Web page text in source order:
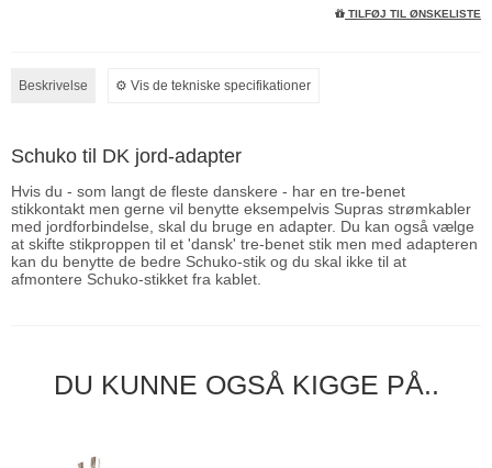
TILFØJ TIL ØNSKELISTE
Beskrivelse ⚙︎ Vis de tekniske specifikationer
Schuko til DK jord-adapter
Hvis du - som langt de fleste danskere - har en tre-benet
stikkontakt men gerne vil benytte eksempelvis Supras strømkabler
med jordforbindelse, skal du bruge en adapter. Du kan også vælge
at skifte stikproppen til et 'dansk' tre-benet stik men med adapteren
kan du benytte de bedre Schuko-stik og du skal ikke til at
afmontere Schuko-stikket fra kablet.
DU KUNNE OGSÅ KIGGE PÅ..